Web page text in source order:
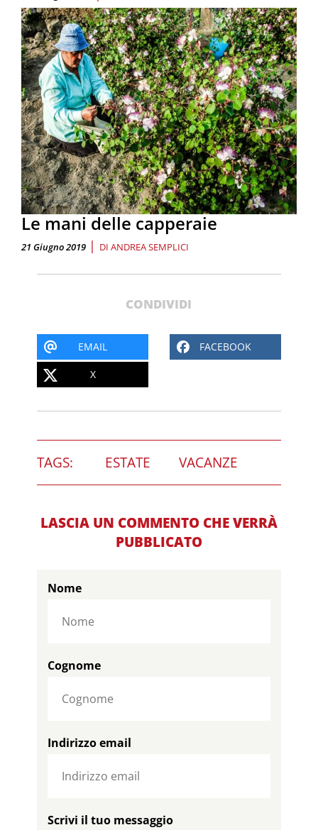
Le mani delle capperaie
21 Giugno 2019 | DI ANDREA SEMPLICI
CONDIVIDI
EMAIL FACEBOOK
X
TAGS: ESTATE VACANZE
LASCIA UN COMMENTO CHE VERRÀ
PUBBLICATO
Nome
Cognome
Indirizzo email
Scrivi il tuo messaggio